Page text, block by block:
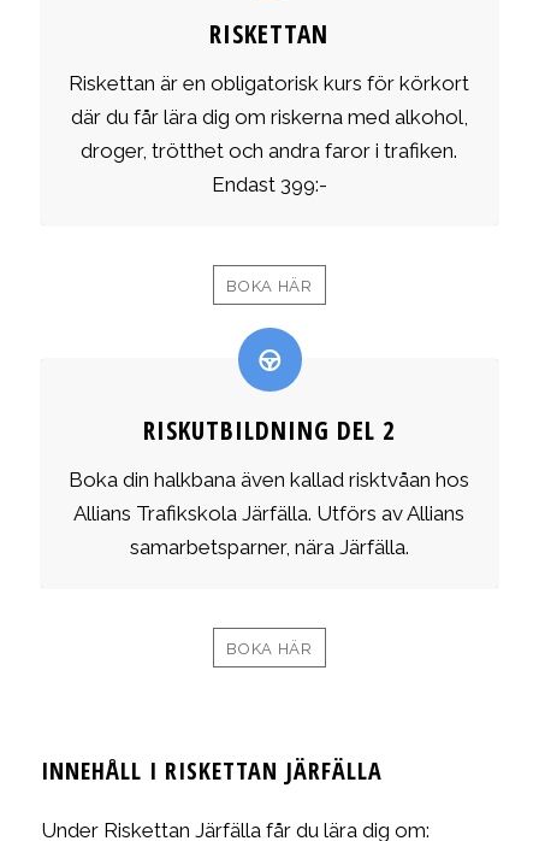
RISKETTAN
Riskettan är en obligatorisk kurs för körkort
där du får lära dig om riskerna med alkohol,
droger, trötthet och andra faror i trafiken.
Endast 399:-
BOKA HÄR
RISKUTBILDNING DEL 2
Boka din halkbana även kallad risktvåan hos
Allians Trafikskola Järfälla. Utförs av Allians
samarbetsparner, nära Järfälla.
BOKA HÄR
INNEHÅLL I RISKETTAN JÄRFÄLLA
Under Riskettan Järfälla får du lära dig om: